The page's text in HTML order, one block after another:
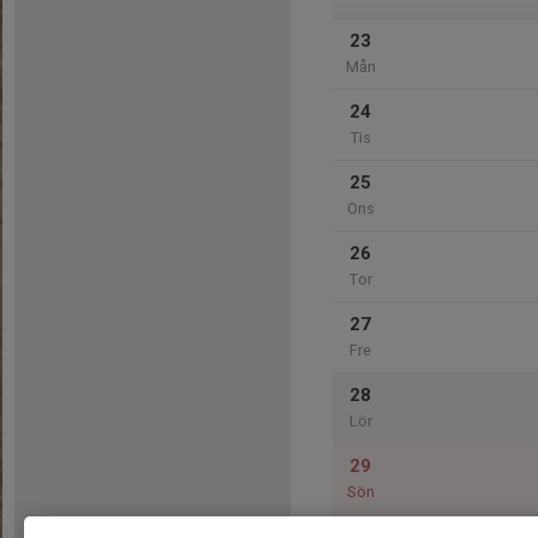
23
Mån
24
Tis
25
Ons
26
Tor
27
Fre
28
Lör
29
Sön